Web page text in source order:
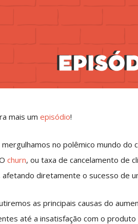
mais umepisódio!
no polêmico mundo
churn, ou taxa de cancelamento de
diretamente o sucesso de
as principais causas do
até a insatisfação com o